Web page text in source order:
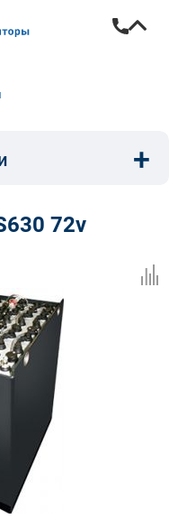
мм:
+
72v